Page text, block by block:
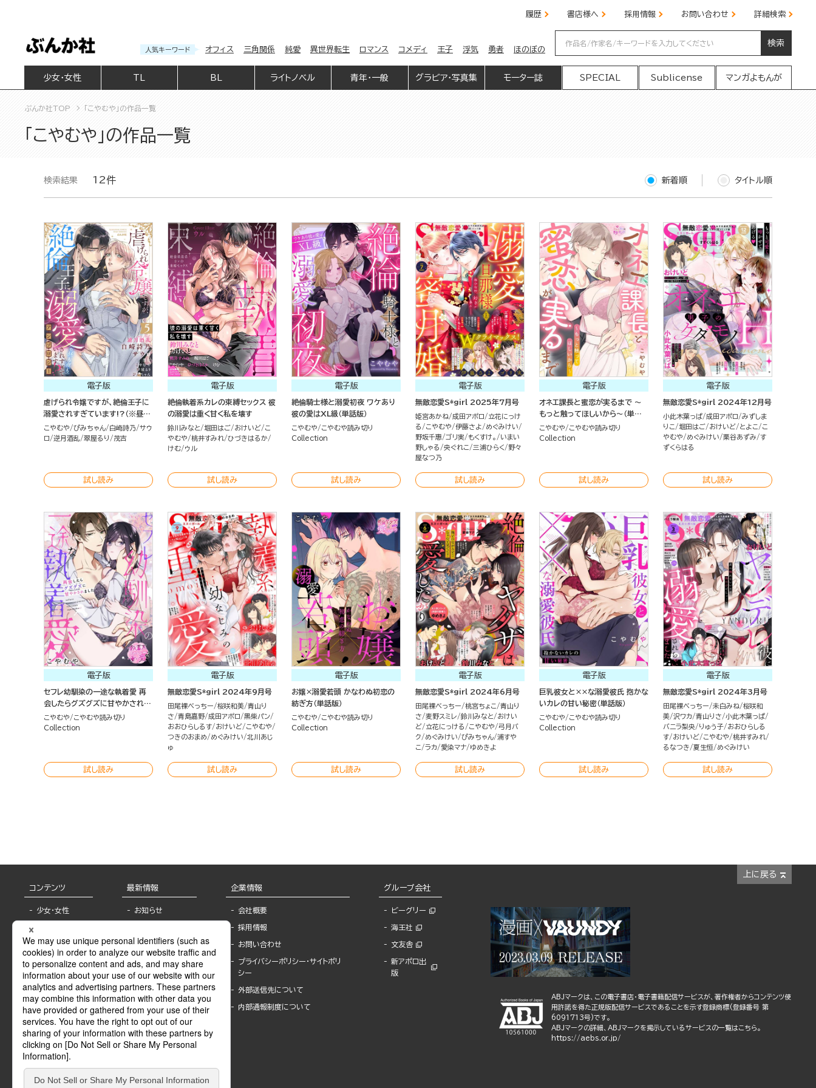
履歴 書店様へ 採用情報 お問い合わせ 詳細検索
人気キーワード オフィス 三角関係 純愛 異世界転生 ロマンス コメディ 王子 浮気 勇者 ほのぼの
検索
少女・女性 BL ライトノベル 青年・一般 グラビア・写真集 モーター誌 SPECIAL Sublicense マンガよもんが
ぶんか社TOP 「こやむや」の作品一覧
「こやむや」の作品一覧
検索結果 12件 新着順 タイトル順
電子版
虐げられ令嬢ですが、絶倫王子に
溺愛されすぎています!?（※昼も
夜も）アンソロジー （5）
こやむや ぴみちゃん 白崎詩乃
サウ
ロ
逆月酒乱 翠屋るり 茂吉
試し読み
電子版
絶倫執着系カレの束縛セックス 彼
の溺愛は重く甘く私を壊す
鈴川みなと 堀田はご おけいど
こ
やむや
桃井すみれ
ひづきはるか
けむ
ウル
試し読み
電子版
絶倫騎士様と溺愛初夜 ワケあり
彼の愛はXL級（単話版）
こやむや
こやむや読み切り
Collection
試し読み
電子版
無敵恋愛S*girl 2025年7月号
姫宮あかね 成田アポロ
立花にっけ
る
こやむや 伊藤さよ
めぐみけい
野坂千惠
ゴリ実 もくすけ。
いまい
野しゃる
央ぐれこ 三浦ひらく
野々
屋なつ乃
試し読み
電子版
オネエ課長と蜜恋が実るまで ～
もっと触ってほしいから～（単話
版）
こやむや
こやむや読み切り
Collection
試し読み
電子版
無敵恋愛S*girl 2024年12月号
小此木葉っぱ 成田アポロ
みずしま
りこ
堀田はご おけいど とよこ
こ
やむや
めぐみけい 栗谷あずみ
す
ずくらはる
試し読み
電子版
セフレ幼馴染の一途な執着愛 再
会したらグズグズに甘やかされま
した（単話版）
こやむや
こやむや読み切り
Collection
試し読み
電子版
無敵恋愛S*girl 2024年9月号
田尾裸べっちー 桜咲和美 青山り
さ
青島嘉野 成田アポロ
黒柴パン
おおひらしるす
おけいど
こやむや
つきのおまめ
めぐみけい
北川あじ
ゅ
試し読み
電子版
お嬢×溺愛若頭 かなわぬ初恋の
紡ぎ方（単話版）
こやむや
こやむや読み切り
Collection
試し読み
電子版
無敵恋愛S*girl 2024年6月号
田尾裸べっちー 桃宮ちょこ
青山り
さ
麦野スミレ 鈴川みなと
おけい
ど
立花にっける こやむや
弓月バ
ク
めぐみけい ぴみちゃん 浦すや
こ
ラカ 愛染マナ ゆめきよ
試し読み
電子版
巨乳彼女と××な溺愛彼氏 抱かな
いカレの甘い秘密（単話版）
こやむや
こやむや読み切り
Collection
試し読み
電子版
無敵恋愛S*girl 2024年3月号
田尾裸べっちー 未白みね
桜咲和
美 沢ワカ 青山りさ
小此木葉っぱ
バニラ梨央
りゅう子
おおひらしる
す
おけいど こやむや
桃井すみれ
るなつき
夏生恒 めぐみけい
試し読み
上に戻る
コンテンツ
少女・女性
BL
ライトノベル
青年・一般
グラビア・写真
モーター誌
SPECIAL
Sublicense
最新情報
お知らせ
報
書店様へ
海外ライセンシー
公式SNSアカウ
ント
作家一覧
Keyword list
Author list
企業情報
会社概要
採用情報
お問い合わせ
プライバシーポリシー・サイトポリ
シー
外部送信先について
内部通報制度について
グループ会社
ビーグリー
海王社
文友舎
新アポロ出
版
ABJマークは、この電子書店・電子書籍配信サービスが、著作権者からコンテンツ使
用許諾を得た正規版配信サービスであることを示す登録商標(登録番号 第
6091713号)です。
ABJマークの詳細、ABJマークを掲示しているサービスの一覧はこちら。
https://aebs.or.jp/